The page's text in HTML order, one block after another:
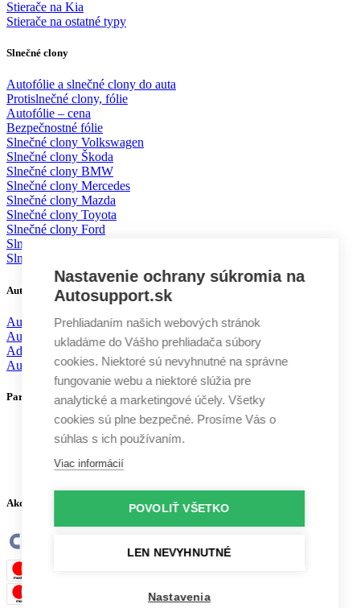
Stierače na Kia
Stierače na ostatné typy
Slnečné clony
Autofólie a slnečné clony do auta
Protislnečné clony, fólie
Autofólie – cena
Bezpečnostné fólie
Slnečné clony Volkswagen
Slnečné clony Škoda
Slnečné clony BMW
Slnečné clony Mercedes
Slnečné clony Mazda
Slnečné clony Toyota
Slnečné clony Ford
Slnečné clony KIA
Slnečné clony Volvo
Autodoplnky
Autochémia
Autokozmetika
Aditíva
Autodoplnky
Partneri
Akceptujeme platby
Nastavenie ochrany súkromia na
Autosupport.sk
Prehliadaním našich webových stránok
ukladáme do Vášho prehliadača súbory
cookies. Niektoré sú nevyhnutné na správne
fungovanie webu a niektoré slúžia pre
analytické a marketingové účely. Všetky
cookies sú plne bezpečné. Prosíme Vás o
súhlas s ich používaním.
Viac informácií
POVOLIŤ VŠETKO
LEN NEVYHNUTNÉ
Nastavenia